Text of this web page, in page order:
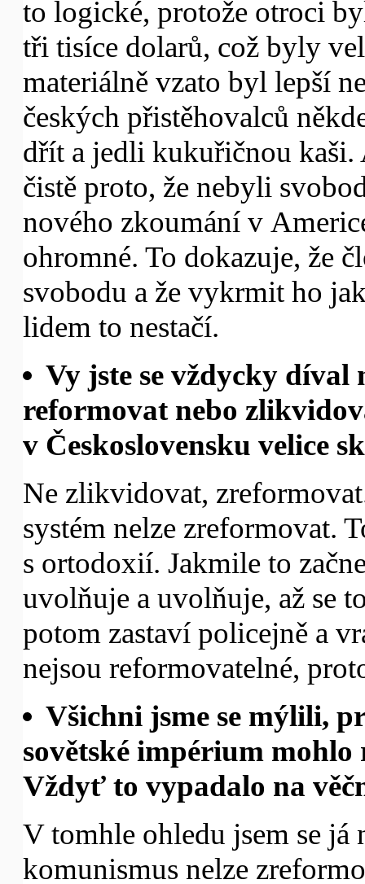
to logické, protože otroci
tři tisíce dolarů, což byly
materiálně vzato byl lepší
českých přistěhovalců
dřít a jedli kukuřičnou kaši.
čistě proto, že nebyli
nového zkoumání v
ohromné. To dokazuje, že
svobodu a že vykrmit ho
lidem to nestačí.
Vy jste se vždycky
reformovat nebo
v Československu velice
Ne zlikvidovat,
systém nelze zreformovat.
s ortodoxií. Jakmile to
uvolňuje a uvolňuje, až se
potom zastaví policejně a
nejsou reformovatelné,
Všichni jsme se mýlili,
sovětské impérium
Vždyť to vypadalo na
V tomhle ohledu jsem se
komunismus nelze